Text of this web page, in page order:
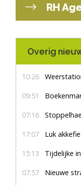
RH
Overig
10:26 Weerstation
09:51 Boekenmarkt
07:16
17:07 Luk
15:13 Tijdelijke
07:57 Nieuwe